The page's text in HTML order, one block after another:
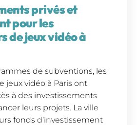
privés et
pour les
de jeux vidéo à
de subventions, les
jeux vidéo à Paris ont
à des investissements
leurs projets. La ville
fonds d’investissement